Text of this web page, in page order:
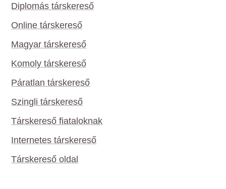
Diplomás társkereső
Online társkereső
Magyar társkereső
Komoly társkereső
Páratlan társkereső
Szingli társkereső
Társkereső fiataloknak
Internetes társkereső
Társkereső oldal